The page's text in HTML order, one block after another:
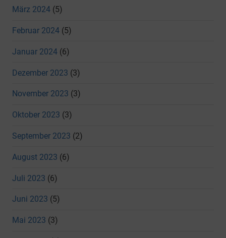
März 2024 (5)
Februar 2024 (5)
Januar 2024 (6)
Dezember 2023 (3)
November 2023 (3)
Oktober 2023 (3)
September 2023 (2)
August 2023 (6)
Juli 2023 (6)
Juni 2023 (5)
Mai 2023 (3)